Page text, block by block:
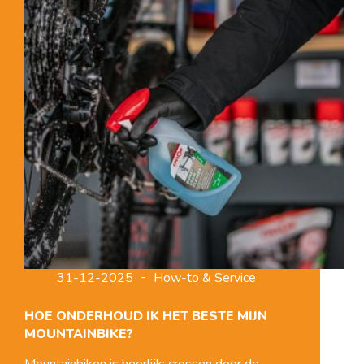
‘m
niet
in
de
kou
staan!
31-12-2025 How-to & Service
HOE ONDERHOUD IK HET BESTE MIJN
MOUNTAINBIKE?